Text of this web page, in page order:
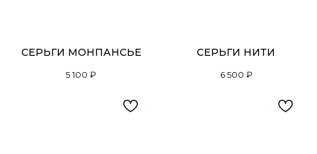
СЕРЬГИ МОНПАНСЬЕ
5 100 ₽
СЕРЬГИ НИТИ
6 500 ₽